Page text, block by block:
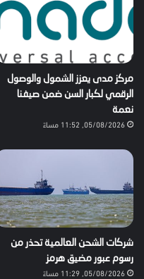
مركز مدى يعزز الشمول والوصول
الرقمي لكبار السن ضمن صيفنا
نعمة
05/08/2026, 11:52 مساءً
شركات الشحن العالمية تحذر من
رسوم عبور مضيق هرمز
05/08/2026, 11:29 مساءً